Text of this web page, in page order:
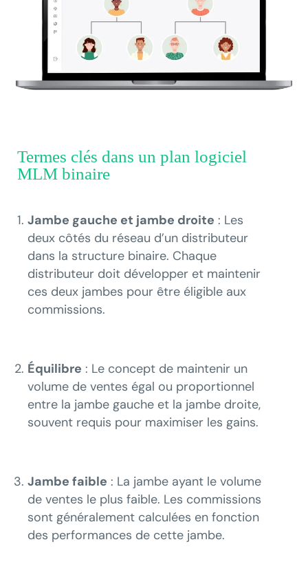
Termes clés dans un plan logiciel
MLM binaire
Jambe gauche et jambe droite : Les
deux côtés du réseau d’un distributeur
dans la structure binaire. Chaque
distributeur doit développer et maintenir
ces deux jambes pour être éligible aux
commissions.
Équilibre : Le concept de maintenir un
volume de ventes égal ou proportionnel
entre la jambe gauche et la jambe droite,
souvent requis pour maximiser les gains.
Jambe faible : La jambe ayant le volume
de ventes le plus faible. Les commissions
sont généralement calculées en fonction
des performances de cette jambe.